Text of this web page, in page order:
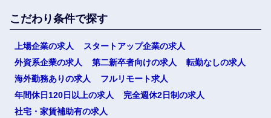
こだわり条件で探す
上場企業の求人
スタートアップ企業の求人
外資系企業の求人
第二新卒者向けの求人
転勤なしの求人
海外勤務ありの求人
フルリモート求人
年間休日120日以上の求人
完全週休2日制の求人
社宅・家賃補助有の求人